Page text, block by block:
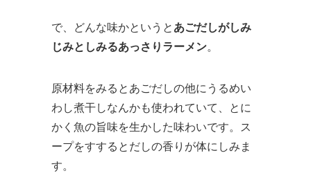
で、どんな味かというと あごだしがしみ
じみとしみるあっさりラーメン。
原材料をみるとあごだしの他にうるめい
わし煮干しなんかも使われていて、とに
かく魚の旨味を生かした味わいです。ス
ープをすするとだしの香りが体にしみま
す。